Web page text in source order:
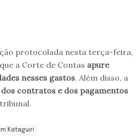
protocolada nesta terça-feira,
a Corte de Contas apure
nesses gastos. Além disso, a
contratos e dos pagamentos
Kataguiri